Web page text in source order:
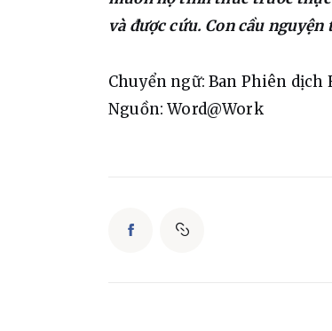
và được cứu. Con cầu
Chuyển ngữ: Ban Phiên dịch
Nguồn: Word@Work